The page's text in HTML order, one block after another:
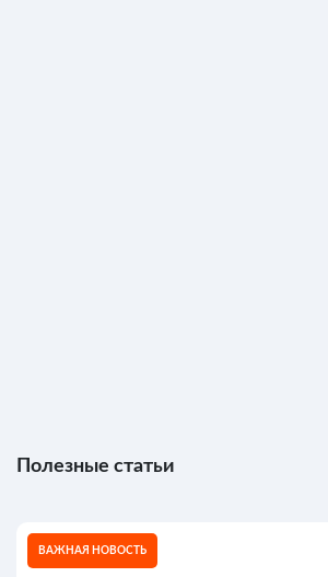
Полезные статьи
ВАЖНАЯ НОВОСТЬ